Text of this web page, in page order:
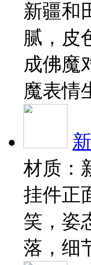
新疆和
腻，皮
成佛魔
魔表情
材质：
挂件正
笑，姿
落，细